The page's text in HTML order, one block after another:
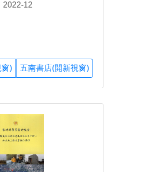
2022-12
窗) 五南書店(開新視窗)